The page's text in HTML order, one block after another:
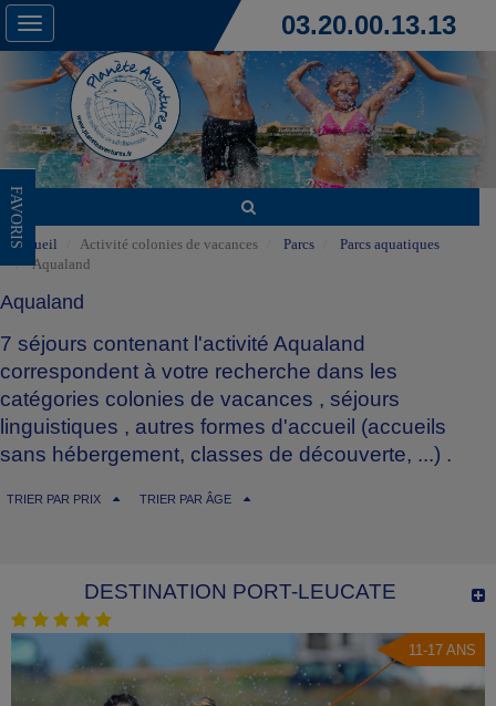
Toggle
navigation
03.20.00.13.13
FAVORIS
Accueil Activité colonies de vacances Parcs
Parcs aquatiques
Aqualand
Aqualand
7 séjours contenant l'activité Aqualand
correspondent à votre recherche dans les
catégories colonies de vacances , séjours
linguistiques , autres formes d'accueil (accueils
sans hébergement, classes de découverte, ...) .
TRIER PAR PRIX TRIER PAR ÂGE
DESTINATION PORT-LEUCATE
11-17 ANS